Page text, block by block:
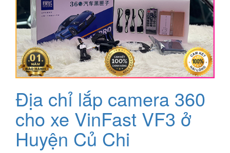
Địa chỉ lắp camera 360
cho xe VinFast VF3 ở
Huyện Củ Chi